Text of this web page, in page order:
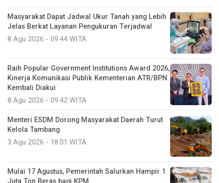
Masyarakat Dapat Jadwal Ukur Tanah yang Lebih
Jelas Berkat Layanan Pengukuran Terjadwal
8 Agu 2026 - 09:44 WITA
Raih Popular Government Institutions Award 2026,
Kinerja Komunikasi Publik Kementerian ATR/BPN
Kembali Diakui
8 Agu 2026 - 09:42 WITA
Menteri ESDM Dorong Masyarakat Daerah Turut
Kelola Tambang
3 Agu 2026 - 18:01 WITA
Mulai 17 Agustus, Pemerintah Salurkan Hampir 1